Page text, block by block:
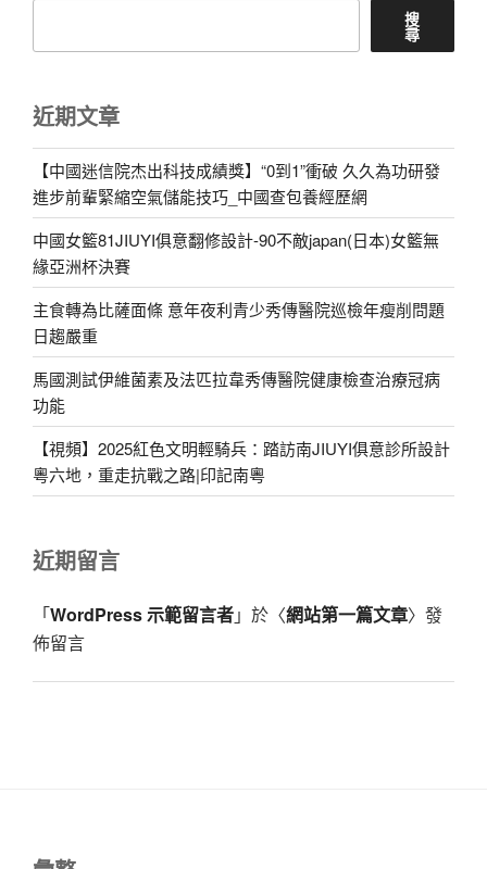
搜
尋
近期文章
【中國迷信院杰出科技成績獎】“0到1”衝破 久久為功研發
進步前輩緊縮空氣儲能技巧_中國查包養經歷網
中國女籃81JIUYI俱意翻修設計-90不敵japan(日本)女籃無
緣亞洲杯決賽
主食轉為比薩面條 意年夜利青少秀傳醫院巡檢年瘦削問題
日趨嚴重
馬國測試伊維菌素及法匹拉韋秀傳醫院健康檢查治療冠病
功能
【視頻】2025紅色文明輕騎兵：踏訪南JIUYI俱意診所設計
粵六地，重走抗戰之路|印記南粵
近期留言
「WordPress 示範留言者」於〈網站第一篇文章〉發
佈留言